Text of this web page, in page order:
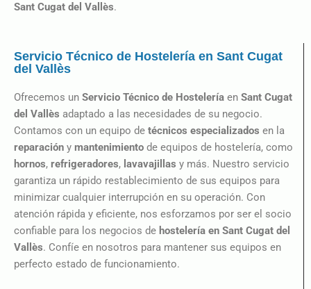
Sant Cugat del Vallès.
Servicio Técnico de Hostelería en Sant Cugat
del Vallès
Ofrecemos un Servicio Técnico de Hostelería en Sant Cugat
del Vallès adaptado a las necesidades de su negocio.
Contamos con un equipo de técnicos especializados en la
reparación y mantenimiento de equipos de hostelería, como
hornos, refrigeradores, lavavajillas y más. Nuestro servicio
garantiza un rápido restablecimiento de sus equipos para
minimizar cualquier interrupción en su operación. Con
atención rápida y eficiente, nos esforzamos por ser el socio
confiable para los negocios de hostelería en Sant Cugat del
Vallès. Confíe en nosotros para mantener sus equipos en
perfecto estado de funcionamiento.